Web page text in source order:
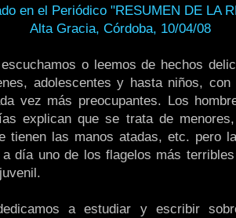
en el Periódico "RESUMEN DE LA
Alta Gracia, Córdoba, 10/04/08
o leemos de hechos
adolescentes y hasta niños, con
vez más preocupantes. Los
explican que se trata de
tienen las manos atadas, etc. pero
a día uno de los flagelos más
a estudiar y escribir